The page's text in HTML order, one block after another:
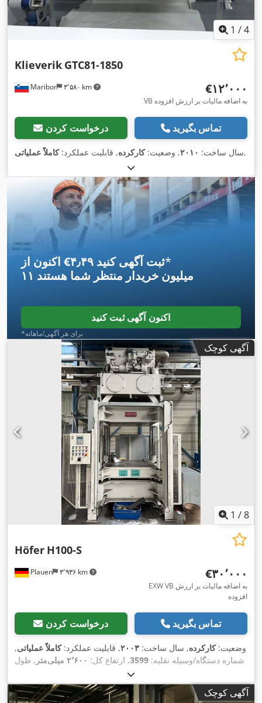
1 /4
Maribor ۳٬۵۸۰ km
Klieverik GTC81-1850
‎€۱۲٬۰۰۰
VB به اضافه مالیات بر ارزش افزوده
درخواست کردن تماس بگیرید
سال ساخت: ۲۰۱۰, وضعیت:کارکرده, قابلیت عملکرد:کاملاً عملیاتی ,
اکنون از ‎€۴٫۴۹ ثبت آگهی کنید*
۱۱ میلیون خریدار منتظر شما هستند
اکنون آگهی ثبت کنید
*برای هر آگهی/ماهانه
آگهی کوچک
1 /8
Plauen ۳٬۹۳۶ km
Höfer H100-S
‎€۳۰٬۰۰۰
EXW VB به اضافه مالیات بر ارزش
افزوده
درخواست کردن تماس بگیرید
وضعیت:کارکرده, سال ساخت: ۲۰۰۳, قابلیت عملکرد:کاملاً عملیاتی,
شماره دستگاه/وسیله نقلیه: 3599, ارتفاع کل: ۲٬۶۰۰ میلی‌متر
, طول
, عرض کل:۲٬۲۰۰ میلی‌متر
کیلوگرم, نیروی پرس: ۱۰۰ t , ارتفاع گذر:۱٬۲۰۰ میلی‌متر
, عرض
گذرگاه:۱٬۲۰۰ میلی‌متر آگهی کوچک